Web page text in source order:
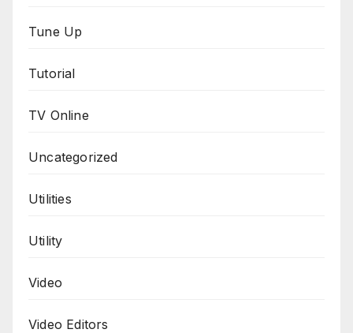
Tune Up
Tutorial
TV Online
Uncategorized
Utilities
Utility
Video
Video Editors